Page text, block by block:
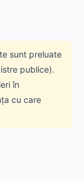
sunt preluate
publice).
în
cu care